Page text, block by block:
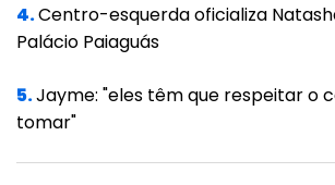
4.Centro-esquerda oficializa
Palácio Paiaguás
5.Jayme: "eles têm que respeitar o
tomar"